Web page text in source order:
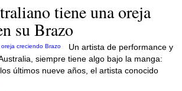
tiene una oreja
su Brazo
Un artista de performance y
siempre tiene algo bajo la manga:
últimos nueve años, el artista conocido